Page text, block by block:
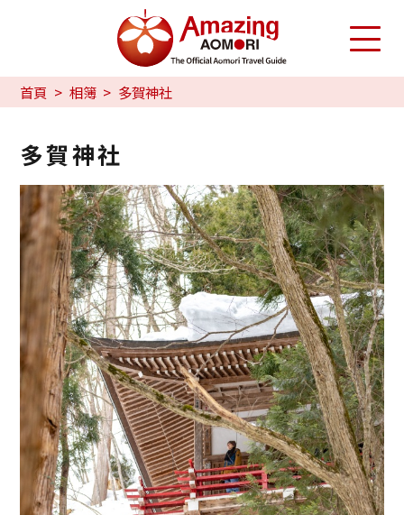
首頁 相簿 多賀神社
多賀神社